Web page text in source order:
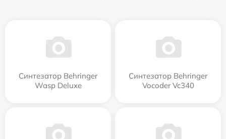
Синтезатор Behringer
Wasp Deluxe
Синтезатор Behringer
Vocoder Vc340